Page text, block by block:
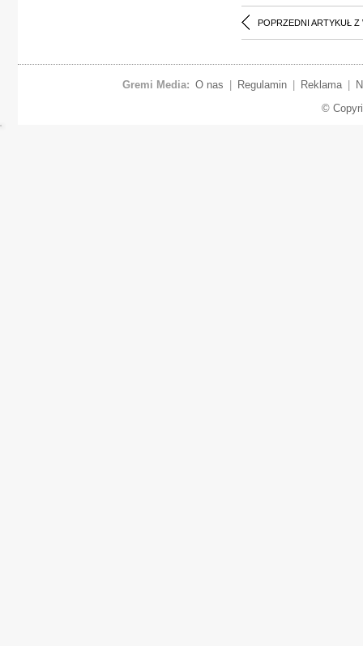
POPRZEDNI ARTYKUŁ Z
Gremi Media: O nas Regulamin Reklama
©